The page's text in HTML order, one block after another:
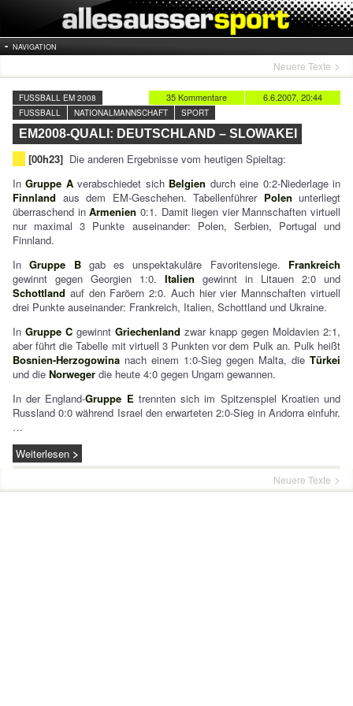
NAVIGATION
Neuere Texte
6.6.2007, 20:44
35 Kommentare
FUSSBALL EM 2008
FUSSBALL
NATIONALMANNSCHAFT SPORT
EM2008-QUALI: DEUTSCHLAND – SLOWAKEI
[00h23] Die anderen Ergebnisse vom heutigen Spieltag:
InGruppe Averabschiedet sich Belgien durch eine 0:2-Niederlage in
Finnland aus dem EM-Geschehen. Tabellenführer Polen unterliegt
überraschend inArmenien 0:1. Damit liegen vier Mannschaften virtuell
nur maximal 3 Punkte auseinander: Polen, Serbien, Portugal und
Finnland.
InGruppe Bgab es unspektakuläre Favoritensiege. Frankreich
gewinnt gegen Georgien 1:0. Italien gewinnt in Litauen 2:0 und
Schottland auf den Faröern 2:0. Auch hier vier Mannschaften virtuell
drei Punkte auseinander: Frankreich, Italien, Schottland und Ukraine.
In Gruppe C gewinnt Griechenland zwar knapp gegen Moldavien 2:1,
aber führt die Tabelle mit virtuell 3 Punkten vor dem Pulk an. Pulk heißt
Bosnien-Herzogowina nach einem 1:0-Sieg gegen Malta, die Türkei
und die Norweger die heute 4:0 gegen Ungarn gewannen.
In der England-Gruppe Etrennten sich im Spitzenspiel Kroatien und
Russland 0:0 während Israel den erwarteten 2:0-Sieg in Andorra einfuhr.
…
Weiterlesen
Neuere Texte